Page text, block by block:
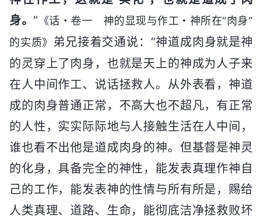
身。” 《话・卷一 神的显现与作工・神所在“肉身”
的实质》 弟兄接着交通说：“神道成肉身就是神
的灵穿上了肉身，也就是天上的神成为人子来
在人中间作工、说话拯救人。从外表看，神道
成的肉身普通正常，不高大也不超凡，有正常
的人性，实实际际地与人接触生活在人中间，
谁也看不出他是道成肉身的神。但基督是神灵
的化身，具备完全的神性，能发表真理作神自
己的工作，能发表神的性情与所有所是，赐给
人类真理、道路、生命，能彻底洁净拯救败坏